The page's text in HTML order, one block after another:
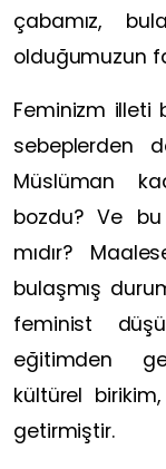
çabamız,
olduğumuzun
Feminizm illeti
sebeplerden
Müslüman
bozdu? Ve
mıdır?
bulaşmış
feminist
eğitimden
kültürel
getirmiştir.